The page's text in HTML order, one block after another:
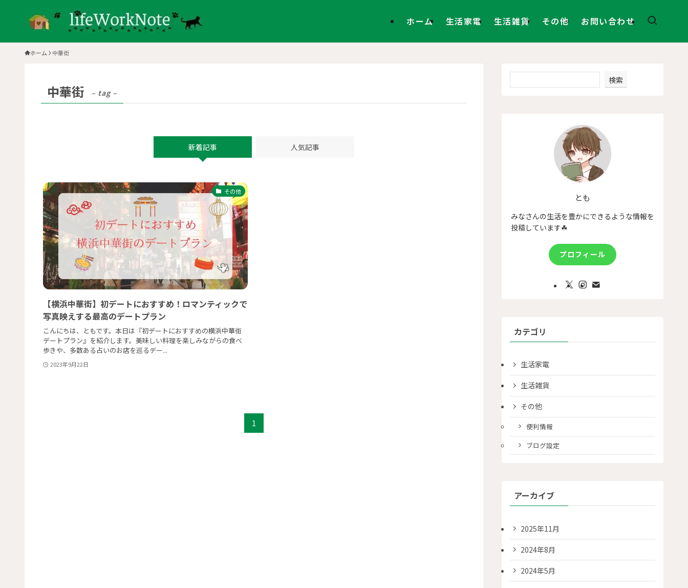
ホーム 生活家電 生活雑貨 その他 お問い合わせ
ホーム 中華街
中華街 – tag –
新着記事 人気記事
その他
【横浜中華街】初デートにおすすめ！ロマンティックで
写真映えする最高のデートプラン
こんにちは、ともです。本日は『初デートにおすすめの横浜中華街
デートプラン』を紹介します。美味しい料理を楽しみながらの食べ
歩きや、多数ある占いのお店を巡るデー...
2023年9月22日
1
検索
とも
みなさんの生活を豊かにできるような情報を
投稿しています☘
プロフィール
カテゴリ
生活家電
生活雑貨
その他
便利情報
ブログ設定
アーカイブ
2025年11月
2024年8月
2024年5月